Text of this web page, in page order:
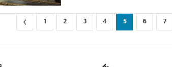
1 2 3 4 5 6 7